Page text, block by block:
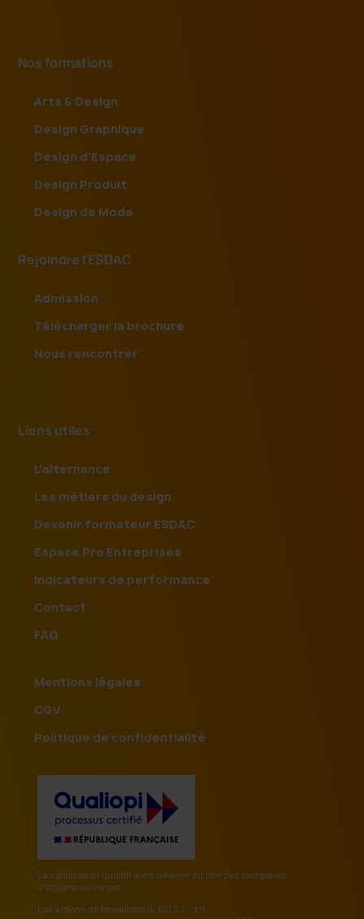
Nos formations
Arts & Design
Design Graphique
Design d'Espace
Design Produit
Design de Mode
Rejoindre l'ESDAC
Admission
Télécharger la brochure
Nous rencontrer
Liens utiles
L'alternance
Les métiers du design
Devenir formateur ESDAC
Espace Pro Entreprises
Indicateurs de performance
Contact
FAQ
Mentions légales
CGV
Politique de confidentialité
La certification qualité a été délivrée au titre des catégories
d'actions suivantes :
Les actions de formations (L.6313-1 - 1°)